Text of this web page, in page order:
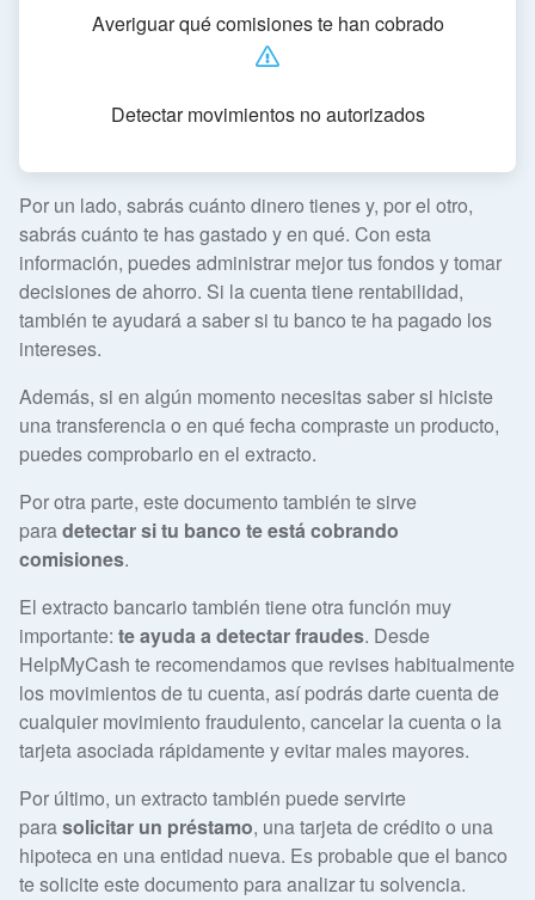
Averiguar qué comisiones te han cobrado
Detectar movimientos no autorizados
Por un lado, sabrás cuánto dinero tienes y, por el otro,
sabrás cuánto te has gastado y en qué. Con esta
información, puedes administrar mejor tus fondos y tomar
decisiones de ahorro. Si la cuenta tiene rentabilidad,
también te ayudará a saber si tu banco te ha pagado los
intereses.
Además, si en algún momento necesitas saber si hiciste
una transferencia o en qué fecha compraste un producto,
puedes comprobarlo en el extracto.
Por otra parte, este documento también te sirve
paradetectar si tu banco te está cobrando
comisiones.
El extracto bancario también tiene otra función muy
importante: te ayuda a detectar fraudes. Desde
HelpMyCash te recomendamos que revises habitualmente
los movimientos de tu cuenta, así podrás darte cuenta de
cualquier movimiento fraudulento, cancelar la cuenta o la
tarjeta asociada rápidamente y evitar males mayores.
Por último, un extracto también puede servirte
parasolicitar un préstamo, una tarjeta de crédito o una
hipoteca en una entidad nueva. Es probable que el banco
te solicite este documento para analizar tu solvencia.